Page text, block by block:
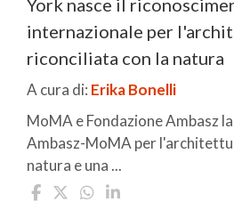
York nasce il
internazionale per
riconciliata con la natura
A cura di: Erika Bonelli
MoMA e Fondazione Ambasz
Ambasz-MoMA per
natura e una ...